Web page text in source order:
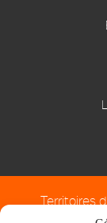
Territoires